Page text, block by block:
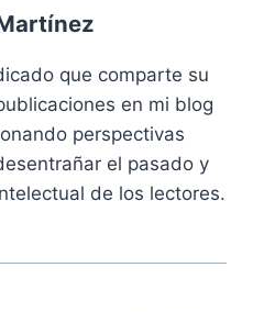
que comparte su
en mi blog
perspectivas
el pasado y
de los lectores.